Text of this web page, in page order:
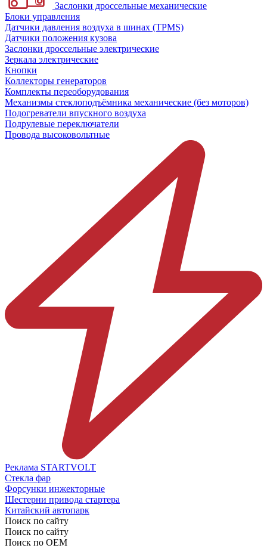
Заслонки дроссельные механические
Блоки управления
Датчики давления воздуха в шинах (TPMS)
Датчики положения кузова
Заслонки дроссельные электрические
Зеркала электрические
Кнопки
Коллекторы генераторов
Комплекты переоборудования
Механизмы стеклоподъёмника механические (без моторов)
Подогреватели впускного воздуха
Подрулевые переключатели
Провода высоковольтные
Реклама STARTVOLT
Стекла фар
Форсунки инжекторные
Шестерни привода стартера
Китайский автопарк
Поиск по сайту
Поиск по сайту
Поиск по ОЕМ